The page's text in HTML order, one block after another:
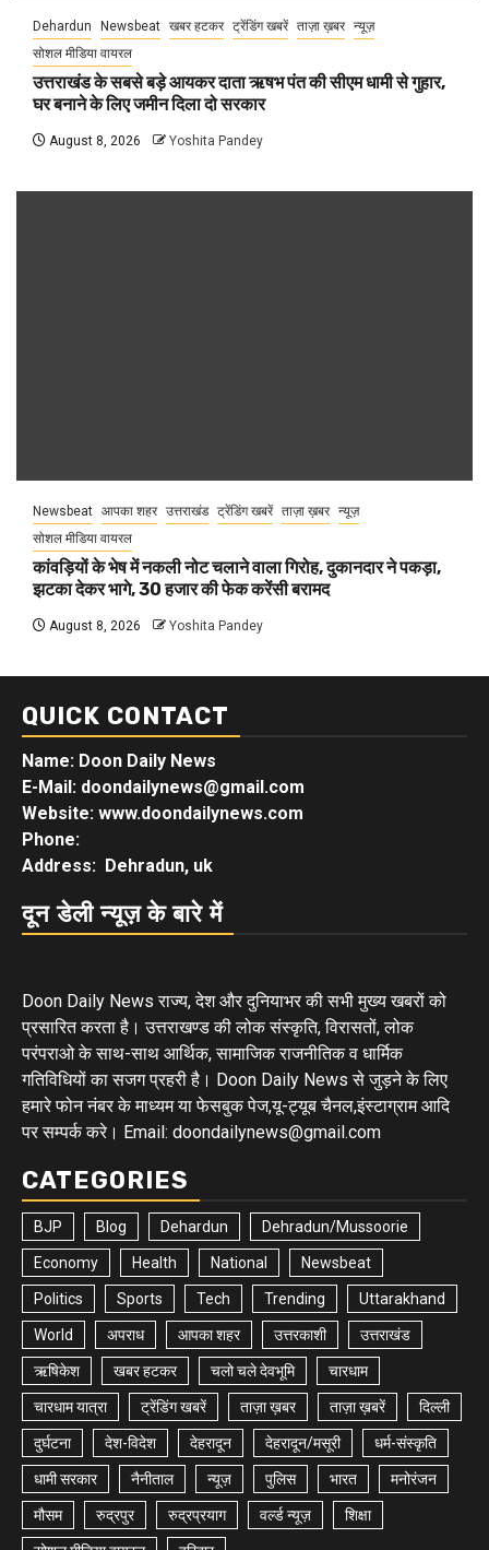
Dehardun Newsbeat खबर हटकर ट्रेंडिंग खबरें ताज़ा ख़बर न्यूज़
सोशल मीडिया वायरल
उत्तराखंड के सबसे बड़े आयकर दाता ऋषभ पंत की सीएम धामी से गुहार,
घर बनाने के लिए जमीन दिला दो सरकार
August 8, 2026 Yoshita Pandey
Newsbeat आपका शहर उत्तराखंड ट्रेंडिंग खबरें ताज़ा ख़बर न्यूज़
सोशल मीडिया वायरल
कांवड़ियों के भेष में नकली नोट चलाने वाला गिरोह, दुकानदार ने पकड़ा,
झटका देकर भागे, 30 हजार की फेक करेंसी बरामद
August 8, 2026 Yoshita Pandey
QUICK CONTACT
Name: Doon Daily News
E-Mail: doondailynews@gmail.com
Website: www.doondailynews.com
Phone:
Address: Dehradun, uk
दून डेली न्यूज़ के बारे में
Doon Daily News राज्य, देश और दुनियाभर की सभी मुख्य खबरों को
प्रसारित करता है। उत्तराखण्ड की लोक संस्कृति, विरासतों, लोक
परंपराओ के साथ-साथ आर्थिक, सामाजिक राजनीतिक व धार्मिक
गतिविधियों का सजग प्रहरी है। Doon Daily News से जुड़ने के लिए
हमारे फोन नंबर के माध्यम या फेसबुक पेज,यू-ट्यूब चैनल,इंस्टाग्राम आदि
पर सम्पर्क करे। Email: doondailynews@gmail.com
CATEGORIES
BJP Blog Dehardun Dehradun/Mussoorie
Economy Health National Newsbeat
Politics Sports Tech Trending Uttarakhand
World अपराध आपका शहर उत्तरकाशी उत्तराखंड
ऋषिकेश खबर हटकर चलो चले देवभूमि चारधाम
चारधाम यात्रा ट्रेंडिंग खबरें ताज़ा ख़बर ताज़ा ख़बरें दिल्ली
दुर्घटना देश-विदेश देहरादून देहरादून/मसूरी धर्म-संस्कृति
धामी सरकार नैनीताल न्यूज़ पुलिस भारत मनोरंजन
मौसम रुद्रपुर रुद्रप्रयाग वर्ल्ड न्यूज़ शिक्षा